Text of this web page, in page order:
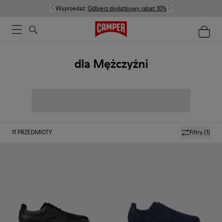
Wyprzedaż: Odbierz dodatkowy rabat 10%
dla Mężczyźni
Filtry(1)
11 PRZEDMIOTY